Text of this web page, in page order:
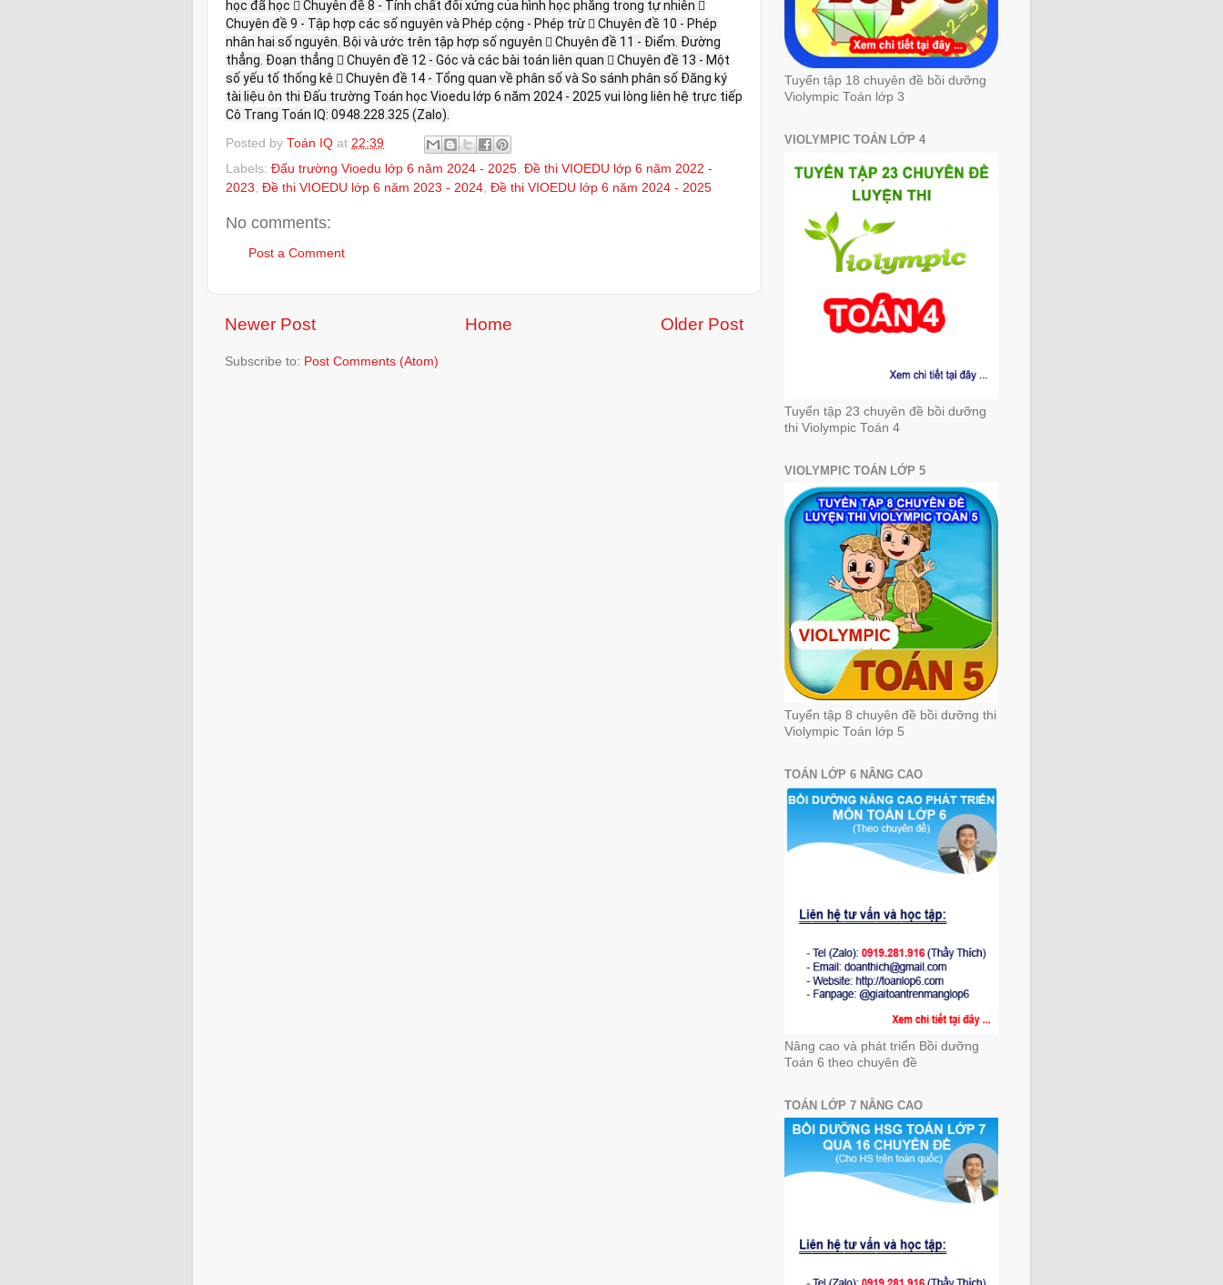
học đã học  Chuyên đề 8 - Tính chất đối xứng của hình học phẳng trong tự nhiên 
Chuyên đề 9 - Tập hợp các số nguyên và Phép cộng - Phép trừ  Chuyên đề 10 - Phép
nhân hai số nguyên. Bội và ước trên tập hợp số nguyên  Chuyên đề 11 - Điểm. Đường
thẳng. Đoạn thẳng  Chuyên đề 12 - Góc và các bài toán liên quan  Chuyên đề 13 - Một
số yếu tố thống kê  Chuyên đề 14 - Tổng quan về phân số và So sánh phân số Đăng ký
tài liệu ôn thi Đấu trường Toán học Vioedu lớp 6 năm 2024 - 2025 vui lòng liên hệ trực tiếp
Cô Trang Toán IQ: 0948.228.325 (Zalo).
Posted by Toán IQ at 22:39
Labels: Đấu trường Vioedu lớp 6 năm 2024 - 2025, Đề thi VIOEDU lớp 6 năm 2022 -
2023, Đề thi VIOEDU lớp 6 năm 2023 - 2024, Đề thi VIOEDU lớp 6 năm 2024 - 2025
No comments:
Post a Comment
Newer Post Older Post
Home
Subscribe to: Post Comments (Atom)
Tuyển tập 18 chuyên đề bồi dưỡng
Violympic Toán lớp 3
VIOLYMPIC TOÁN LỚP 4
Tuyển tập 23 chuyên đề bồi dưỡng
thi Violympic Toán 4
VIOLYMPIC TOÁN LỚP 5
Tuyển tập 8 chuyên đề bồi dưỡng thi
Violympic Toán lớp 5
TOÁN LỚP 6 NÂNG CAO
Nâng cao và phát triển Bồi dưỡng
Toán 6 theo chuyên đề
TOÁN LỚP 7 NÂNG CAO